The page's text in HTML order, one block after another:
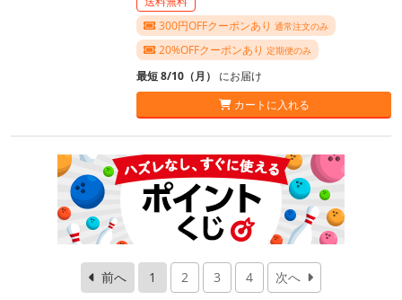
300円OFFクーポンあり 通常注文のみ
20%OFFクーポンあり 定期便のみ
最短 8/10（月） にお届け
カートに入れる
前へ 1 2 3 4 次へ